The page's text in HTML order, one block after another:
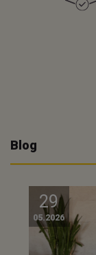
Blog
29
05.2026